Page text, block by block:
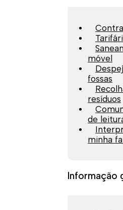
móvel
fossas
resíduos
de
minha
Informação